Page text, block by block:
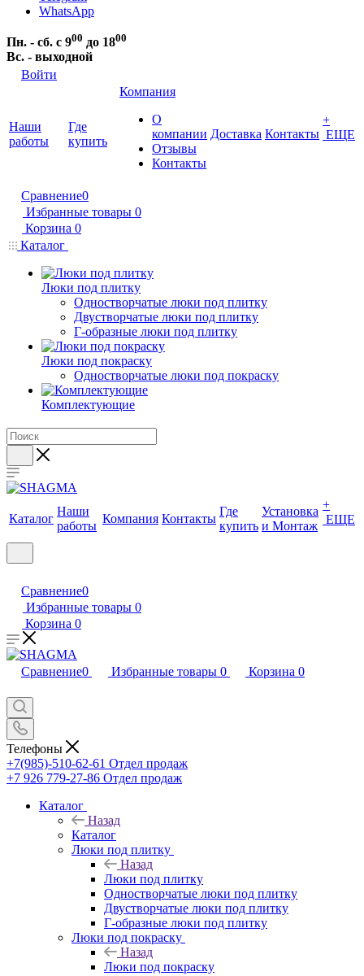
WhatsApp
Пн. - сб. с 900 до 1800
Вс. - выходной
Войти
Наши
работы
Где
купить
Компания
О
компании
Отзывы
Контакты
Доставка Контакты
+
ЕЩЕ
Сравнение0
Избранные товары 0
Корзина 0
Каталог
Люки под плитку
Одностворчатые люки под плитку
Двустворчатые люки под плитку
Г-образные люки под плитку
Люки под покраску
Одностворчатые люки под покраску
Комплектующие
Каталог
Наши
работы
Компания Контакты
Где
купить
Установка
и Монтаж
+
ЕЩЕ
Сравнение0
Избранные товары 0
Корзина 0
Сравнение0 Избранные товары 0 Корзина 0
Телефоны
+7(985)-510-62-61 Отдел продаж
‪+7 926 779-27-86‬ Отдел продаж
Каталог
Назад
Каталог
Люки под плитку
Назад
Люки под плитку
Одностворчатые люки под плитку
Двустворчатые люки под плитку
Г-образные люки под плитку
Люки под покраску
Назад
Люки под покраску